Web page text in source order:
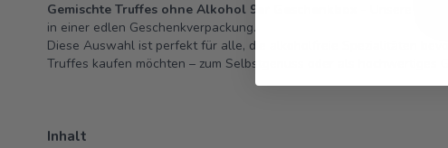
Gemischte Truffes ohne Alkohol 9er Geschenkbox
in einer edlen Geschenkverpackung.
Diese Auswahl ist perfekt für alle, die alkoholfreie Spezialitäten
Truffes kaufen möchten – zum Selbstgenuss oder als hochwertiges
Inhalt